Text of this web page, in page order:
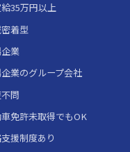
35万円以上
着型
業
業のグループ会社
問
免許未取得でもOK
援制度あり